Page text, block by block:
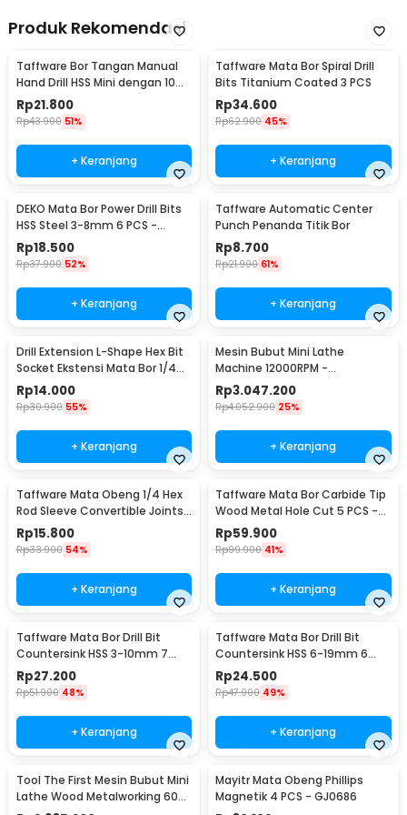
Produk Rekomendasi
Taffware Bor Tangan Manual
Hand Drill HSS Mini dengan 10
Mata Bor - 3003
Rp21.800
Rp43.900 51%
+ Keranjang
Taffware Mata Bor Spiral Drill
Bits Titanium Coated 3 PCS
Rp34.600
Rp62.900 45%
+ Keranjang
DEKO Mata Bor Power Drill Bits
HSS Steel 3-8mm 6 PCS -
DW1369
Rp18.500
Rp37.900 52%
+ Keranjang
Taffware Automatic Center
Punch Penanda Titik Bor
Rp8.700
Rp21.900 61%
+ Keranjang
Drill Extension L-Shape Hex Bit
Socket Ekstensi Mata Bor 1/4
Inch - 105
Rp14.000
Rp30.900 55%
+ Keranjang
Mesin Bubut Mini Lathe
Machine 12000RPM -
TZ20002MR
Rp3.047.200
Rp4.052.900 25%
+ Keranjang
Taffware Mata Obeng 1/4 Hex
Rod Sleeve Convertible Joints
8 PCS
Rp15.800
Rp33.900 54%
+ Keranjang
Taffware Mata Bor Carbide Tip
Wood Metal Hole Cut 5 PCS -
EPC-PIT-20P
Rp59.900
Rp99.900 41%
+ Keranjang
Taffware Mata Bor Drill Bit
Countersink HSS 3-10mm 7
PCS - QST-K13
Rp27.200
Rp51.900 48%
+ Keranjang
Taffware Mata Bor Drill Bit
Countersink HSS 6-19mm 6
PCS - BT3
Rp24.500
Rp47.900 49%
+ Keranjang
Tool The First Mesin Bubut Mini
Lathe Wood Metalworking 60W
Mayitr Mata Obeng Phillips
Magnetik 4 PCS - GJ0686